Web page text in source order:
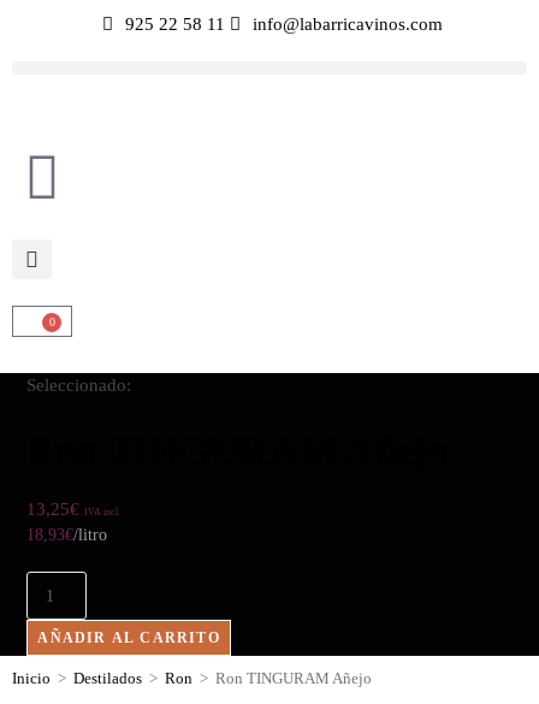
925 22 58 11 info@labarricavinos.com
0
Seleccionado:
13,25€ IVA incl.
18,93€/litro
AÑADIR AL CARRITO
Inicio > Destilados > Ron > Ron TINGURAM Añejo